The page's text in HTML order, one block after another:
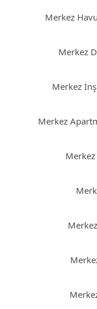
Merkez
Merkez
Merkez
Merkez